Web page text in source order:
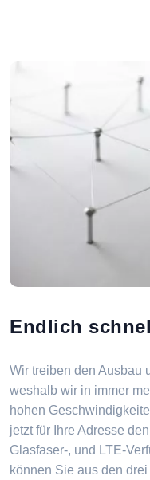
Endlich
Wir treiben den Ausbau
weshalb wir in immer
hohen
jetzt für Ihre Adresse
Glasfaser-, und LTE-
können Sie aus den